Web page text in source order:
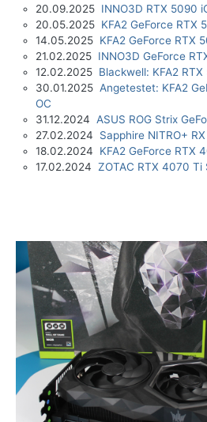
20.09.2025 INNO3D RTX 5090
20.05.2025 KFA2 GeForce RTX
14.05.2025 KFA2 GeForce RTX
21.02.2025 INNO3D GeForce
12.02.2025 Blackwell: KFA2
30.01.2025 Angetestet: KFA2
OC
31.12.2024 ASUS ROG Strix
27.02.2024 Sapphire NITRO+
18.02.2024 KFA2 GeForce RTX
17.02.2024 ZOTAC RTX 4070 Ti